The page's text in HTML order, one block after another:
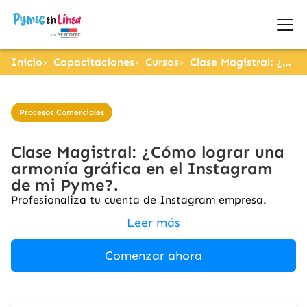
Inicio Capacitaciones Cursos Clase Magistral: ¿Cómo lograr una armonía gráfica en el Instagram de mi Pyme?.
Procesos Comerciales
Clase Magistral: ¿Cómo lograr una
armonía gráfica en el Instagram
de mi Pyme?.
Profesionaliza tu cuenta de Instagram empresa.
Leer más
Comenzar ahora